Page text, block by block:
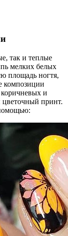
так и теплые
мелких белых
площадь ногтя,
композиции
и
цветочный принт.